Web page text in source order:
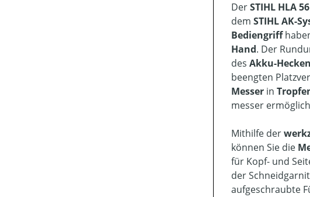
DerSTIHL HLA
dem STIHL AK-
Bediengriff
Hand. Der
des Akku-
beengten
Messer in
messer
Mithilfe der
können Sie die
für Kopf- und
der
aufgeschraubte